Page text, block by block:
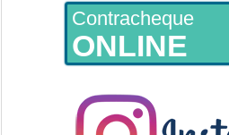
Contracheque
ONLINE